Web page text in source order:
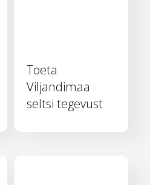
Toeta
Viljandimaa
seltsi tegevust